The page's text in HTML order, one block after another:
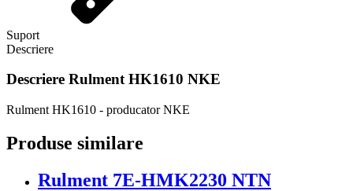
Suport
Descriere
Descriere Rulment HK1610 NKE
Rulment HK1610 - producator NKE
Produse similare
Rulment 7E-HMK2230 NTN